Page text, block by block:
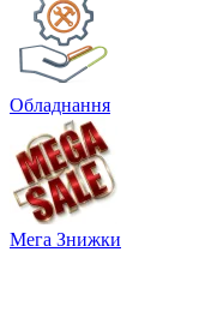
Обладнання
Мега Знижки